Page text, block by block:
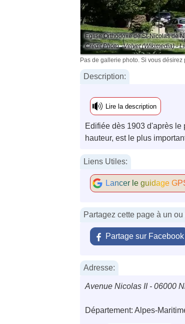
Eglise Orthodoxe de St-Nicolas de
Crédit Photo : Velvet (Wikimedia) -
Pas de gallerie photo. Si vous
Description:
Lire la description
Edifiée dès 1903 d'après
hauteur, est le plus
Liens Utiles:
Lancer le guidage
Partagez cette page à un
Partage sur Facebook
Adresse:
Avenue Nicolas II - 06000
Département: Alpes-